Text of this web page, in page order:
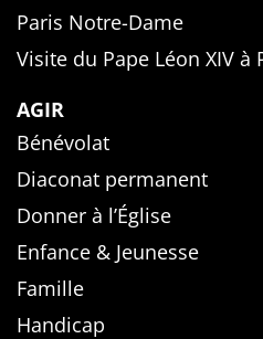
Paris Notre-Dame
Visite du Pape Léon XIV à
AGIR
Bénévolat
Diaconat permanent
Donner à l’Église
Enfance & Jeunesse
Famille
Handicap